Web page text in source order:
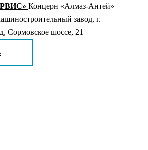
Концерн «Алмаз-Антей»
завод, г.
Сормовское шоссе, 21